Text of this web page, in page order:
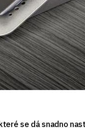
se dá snadno